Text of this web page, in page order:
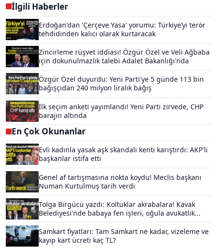
İlgili Haberler
Erdoğan'dan 'Çerçeve Yasa' yorumu: Türkiye’yi terör
tehdidinden kalıcı olarak kurtaracak
Zincirleme rüşvet iddiası! Özgür Özel ve Veli Ağbaba
için dokunulmazlık talebi Adalet Bakanlığı'nda
Özgür Özel duyurdu: Yeni Parti'ye 5 günde 113 bin
bağışçıdan 240 milyon liralık bağış
İlk seçim anketi yayımlandı! Yeni Parti zirvede, CHP
barajın altında
En Çok Okunanlar
Evli kadınla yasak aşk skandalı kenti karıştırdı: AKP'li
başkanlar istifa etti
Genel af tartışmasına nokta koydu! Meclis başkanı
Numan Kurtulmuş tarih verdi
Tolga Birgücü yazdı: Koltuklar akrabalara! Kavak
Belediyesi'nde babaya fen işleri, oğula avukatlık...
Samkart fiyatları: Tam Samkart ne kadar, vizeleme ve
kayıp kart ücreti kaç TL?